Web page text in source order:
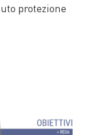
protezione